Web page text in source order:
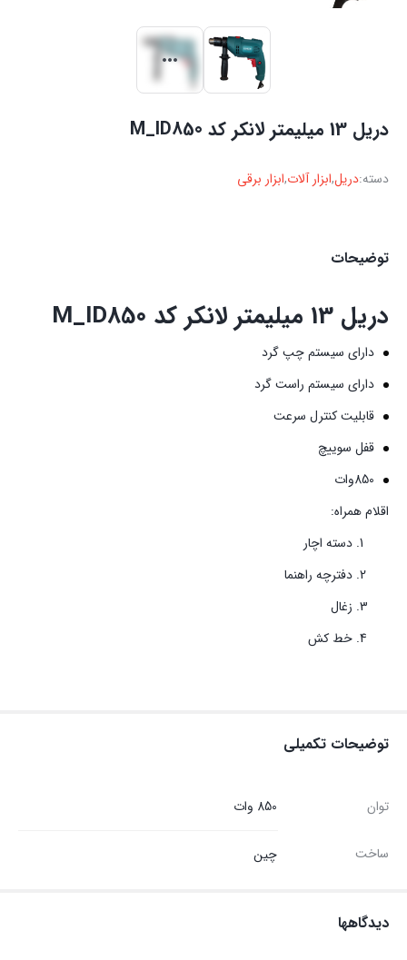
دریل 13 میلیمتر لانکر کد M_ID850
دسته:دریل,ابزار آلات,ابزار برقی
توضیحات
دریل 13 میلیمتر لانکر کد M_ID850
دارای سیستم چپ گرد
دارای سیستم راست گرد
قابلیت کنترل سرعت
قفل سوییچ
850وات
اقلام همراه:
دسته اچار
دفترچه راهنما
زغال
خط کش
توضیحات تکمیلی
توان 850 وات
ساخت چین
دیدگاهها